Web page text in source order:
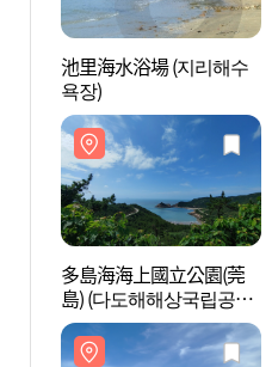
池里海水浴場 (지리해수
욕장)
多島海海上國立公園(莞
島) (다도해해상국립공원
(완도))